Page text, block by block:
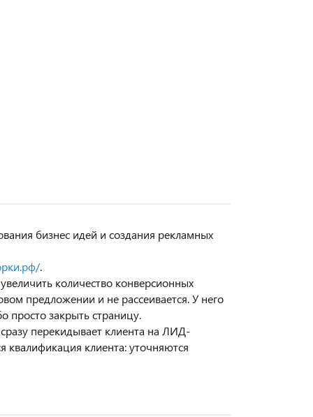
бизнес идей и создания рекламных
.
количество конверсионных
предложении и не рассеивается. У него
просто закрыть страницу.
перекидывает клиента на ЛИД-
квалификация клиента: уточняются